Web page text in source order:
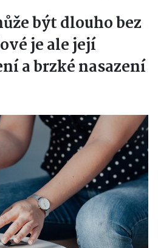
být dlouho bez
je ale její
a brzké nasazení